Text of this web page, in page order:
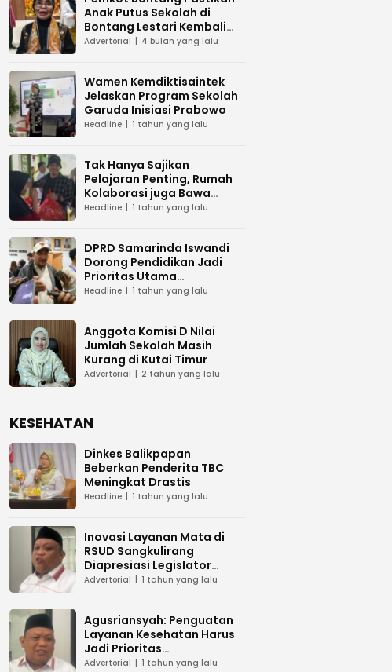
Anak Putus Sekolah di
Bontang Lestari Kembali
Mengenyam Pendidikan
Advertorial 4 bulan yang lalu
Wamen Kemdiktisaintek
Jelaskan Program Sekolah
Garuda Inisiasi Prabowo
Headline 1 tahun yang lalu
Tak Hanya Sajikan
Pelajaran Penting, Rumah
Kolaborasi juga Bawa
Sembako ke Sekolah Alam
Headline 1 tahun yang lalu
DPRD Samarinda Iswandi
Dorong Pendidikan Jadi
Prioritas Utama
Pemerintah
Headline 1 tahun yang lalu
Anggota Komisi D Nilai
Jumlah Sekolah Masih
Kurang di Kutai Timur
Advertorial 2 tahun yang lalu
KESEHATAN
Dinkes Balikpapan
Beberkan Penderita TBC
Meningkat Drastis
Headline 1 tahun yang lalu
Inovasi Layanan Mata di
RSUD Sangkulirang
Diapresiasi Legislator
Kaltim
Advertorial 1 tahun yang lalu
Agusriansyah: Penguatan
Layanan Kesehatan Harus
Jadi Prioritas
Pembangunan di Kaltim
Advertorial 1 tahun yang lalu